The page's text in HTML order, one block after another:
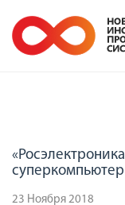
суперкомпьютер
23 Ноября 2018